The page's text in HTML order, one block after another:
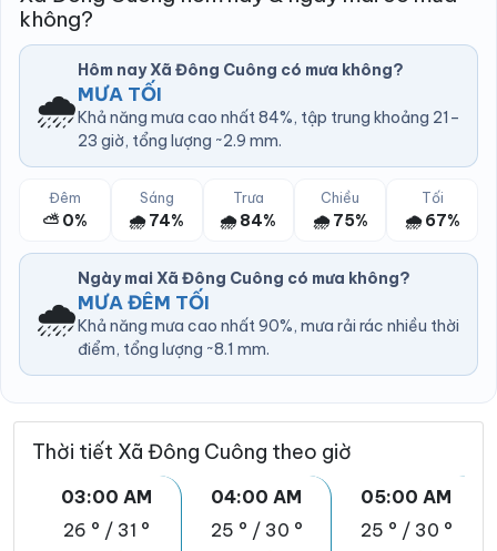
không?
🌧️
Hôm nay Xã Đông Cuông có mưa không?
MƯA TỐI
Khả năng mưa cao nhất 84%, tập trung khoảng 21–
23 giờ, tổng lượng ~2.9 mm.
Đêm
⛅ 0%
Sáng
🌧️ 74%
Trưa
🌧️ 84%
Chiều
🌧️ 75%
Tối
🌧️ 67%
🌧️
Ngày mai Xã Đông Cuông có mưa không?
MƯA ĐÊM TỐI
Khả năng mưa cao nhất 90%, mưa rải rác nhiều thời
điểm, tổng lượng ~8.1 mm.
Thời tiết Xã Đông Cuông theo giờ
03:00 AM
26 ° / 31 °
04:00 AM
25 ° / 30 °
05:00 AM
25 ° / 30 °